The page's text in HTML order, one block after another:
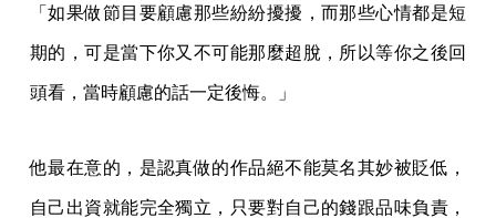
「如果做節目要顧慮那些紛紛擾擾，而那些心情都是短
期的，可是當下你又不可能那麼超脫，所以等你之後回
頭看，當時顧慮的話一定後悔。」
他最在意的，是認真做的作品絕不能莫名其妙被貶低，
自己出資就能完全獨立，只要對自己的錢跟品味負責，